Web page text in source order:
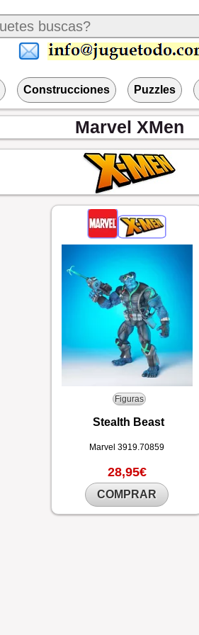
Construcciones Puzzles
Marvel XMen
Figuras
Stealth Beast
Marvel3919.70859
28,95€
COMPRAR